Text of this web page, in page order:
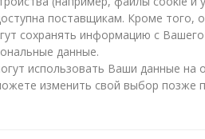
поставщикам. Кроме того,
сохранять информацию с Вашего
данные.
использовать Ваши данные на
изменить свой выбор позже